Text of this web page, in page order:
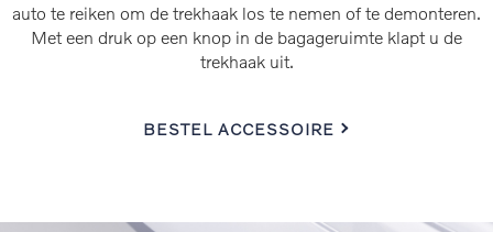
auto te reiken om de trekhaak los te nemen of te demonteren.
Met een druk op een knop in de bagageruimte klapt u de
trekhaak uit.
BESTEL ACCESSOIRE